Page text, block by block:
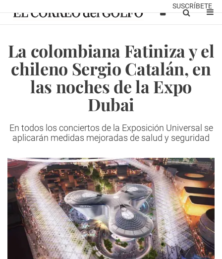
SUSCRÍBETE
La colombiana Fatiniza y el
chileno Sergio Catalán, en
las noches de la Expo
Dubai
En todos los conciertos de la Exposición Universal se
aplicarán medidas mejoradas de salud y seguridad